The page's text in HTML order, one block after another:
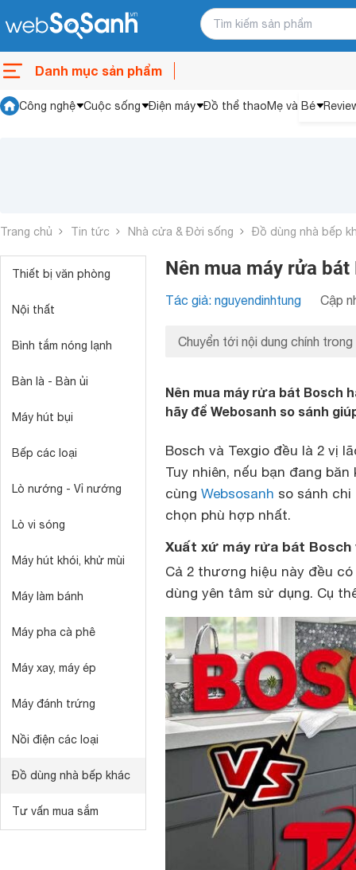
Danh mục sản phẩm
Công nghệ Cuộc sống Điện máy Đồ thể thaoMẹ và Bé
Trang chủ Tin tức Nhà cửa & Đời sống Đồ dùng nhà bếp
Thiết bị văn phòng
Nội thất
Bình tắm nóng lạnh
Bàn là - Bàn ủi
Máy hút bụi
Bếp các loại
Lò nướng - Vỉ nướng
Lò vi sóng
Máy hút khói, khử mùi
Máy làm bánh
Máy pha cà phê
Máy xay, máy ép
Máy đánh trứng
Nồi điện các loại
Đồ dùng nhà bếp khác
Tư vấn mua sắm
Nên mua máy rửa
Tác giả: nguyendinhtung Cập
Chuyển tới nội dung chính trong
Nên mua máy rửa bát Bosch
hãy để Webosanh so sánh
Bosch và Texgio đều là 2 vị
Tuy nhiên, nếu bạn đang
cùng Websosanh so sánh
chọn phù hợp nhất.
Xuất xứ máy rửa bát Bosch
Cả 2 thương hiệu này đều
dùng yên tâm sử dụng. Cụ